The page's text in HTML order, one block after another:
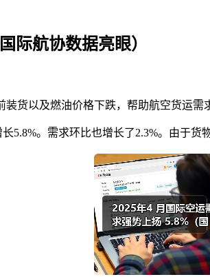
际航协数据亮眼）
以及燃油价格下跌，帮助航空货运需
。需求环比也增长了2.3%。由于货物